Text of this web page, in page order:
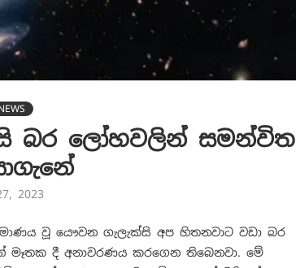
බර ලෝහවලින් සමන්විත
2023
වූ යෞවන ගැලැක්සි අප හිතනවාට වඩා බර
දී අනාවරණය කරගෙන තිබෙනවා. මේ